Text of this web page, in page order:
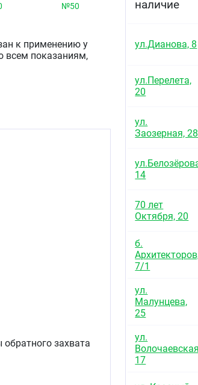
№50
100мг №50
к применению у
всем показаниям,
захвата
наличие
ул.Дианова, 8
ул.Перелета,
20
ул.
Заозерная, 28
14
70 лет
Октября, 20
б.
7/1
ул.
Малунцева,
25
ул.
17